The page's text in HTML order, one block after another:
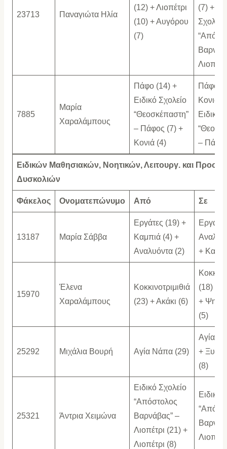
23713 Παναγιώτα Ηλία
(12) + Λιοπέτρι
(10) + Αυγόρου
(7)
(7) +
Σχολείο
7885
Μαρία
Χαραλάμπους
Πάφο (14) +
Ειδικό Σχολείο
“Θεοσκέπαστη”
– Πάφος (7) +
Κονιά (4)
Πάφο
Κονιά
Ειδικό
–
Ειδικών Μαθησιακών, Νοητικών, Λειτουργ. και
Δυσκολιών
Φάκελος Ονοματεπώνυμο Από Σε
13187 Μαρία Σάββα
Εργάτες (19) +
Καμπιά (4) +
Αναλυόντα (2)
+
15970
Έλενα
Χαραλάμπους
Κοκκινοτριμιθιά
(23) + Ακάκι (6)
(18) +
+
(5)
25292 Μιχάλια Βουρή Αγία Νάπα (29)
Αγία
+
(8)
25321 Άντρια Χειμώνα
Ειδικό Σχολείο
“Απόστολος
Βαρνάβας” –
Λιοπέτρι (21) +
Λιοπέτρι (8)
Ειδικό